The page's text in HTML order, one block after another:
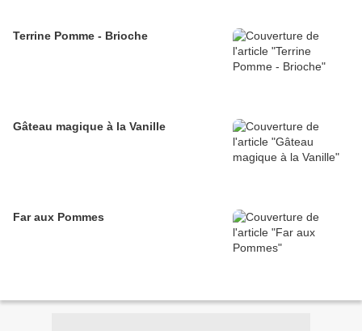
Terrine Pomme - Brioche
Gâteau magique à la Vanille
Far aux Pommes